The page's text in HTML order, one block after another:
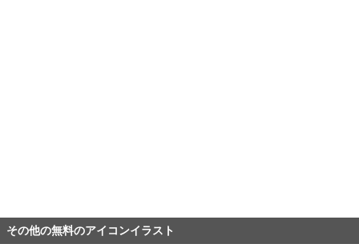
その他の無料のアイコンイラスト